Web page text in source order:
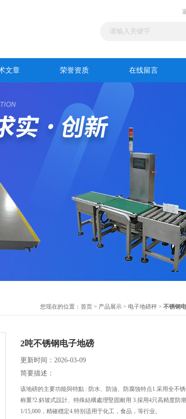
文章 荣誉资质 在线留言
您现在的位置： 首页 > 产品展示 > 电子地磅秤 > 不锈钢
2吨不锈钢电子地磅
更新时间：2026-03-09
简要描述：
该地磅的主要功能與特點 : 防水、防油、防腐蚀特点1.采用全不
称重?2.斜坡式設計、特殊結構處理堅固耐用 3.採用4只高精度防
1/15,000，精確穩定4.特别适用于化工，食品，等行业。